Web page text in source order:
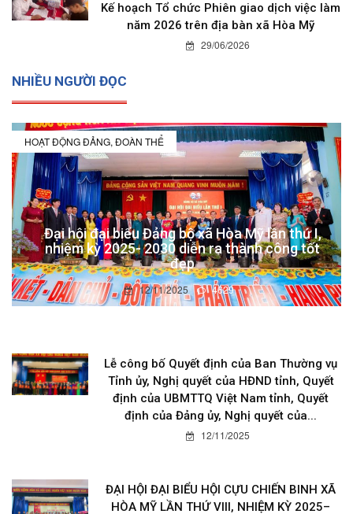
Kế hoạch Tổ chức Phiên giao dịch việc làm
năm 2026 trên địa bàn xã Hòa Mỹ
29/06/2026
NHIỀU NGƯỜI ĐỌC
HOẠT ĐỘNG ĐẢNG, ĐOÀN THỂ
Đại hội đại biểu Đảng bộ xã Hòa Mỹ lần thứ I,
nhiệm kỳ 2025- 2030 diễn ra thành công tốt
đẹp
12/11/2025 4629
Lễ công bố Quyết định của Ban Thường vụ
Tỉnh ủy, Nghị quyết của HĐND tỉnh, Quyết
định của UBMTTQ Việt Nam tỉnh, Quyết
định của Đảng ủy, Nghị quyết của...
12/11/2025
ĐẠI HỘI ĐẠI BIỂU HỘI CỰU CHIẾN BINH XÃ
HÒA MỸ LẦN THỨ VIII, NHIỆM KỲ 2025–